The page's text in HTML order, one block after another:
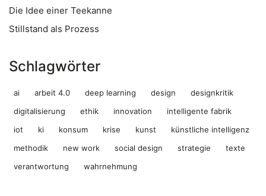
Die Idee einer Teekanne
Stillstand als Prozess
Schlagwörter
ai arbeit 4.0 deep learning design
designkritik
digitalisierung
ethik innovation
intelligente fabrik
iot
ki konsum krise kunst
künstliche intelligenz
methodik
new work social design strategie
texte
verantwortung
wahrnehmung